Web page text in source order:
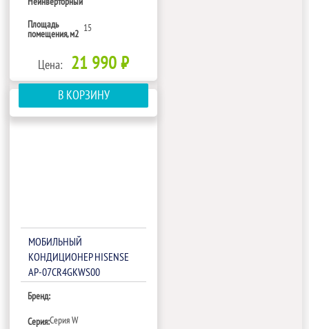
Площадь
помещения, м2
15
Цена: 21 990 ₽
В КОРЗИНУ
МОБИЛЬНЫЙ
КОНДИЦИОНЕР HISENSE
AP-07CR4GKWS00
Бренд:
Серия:Серия W